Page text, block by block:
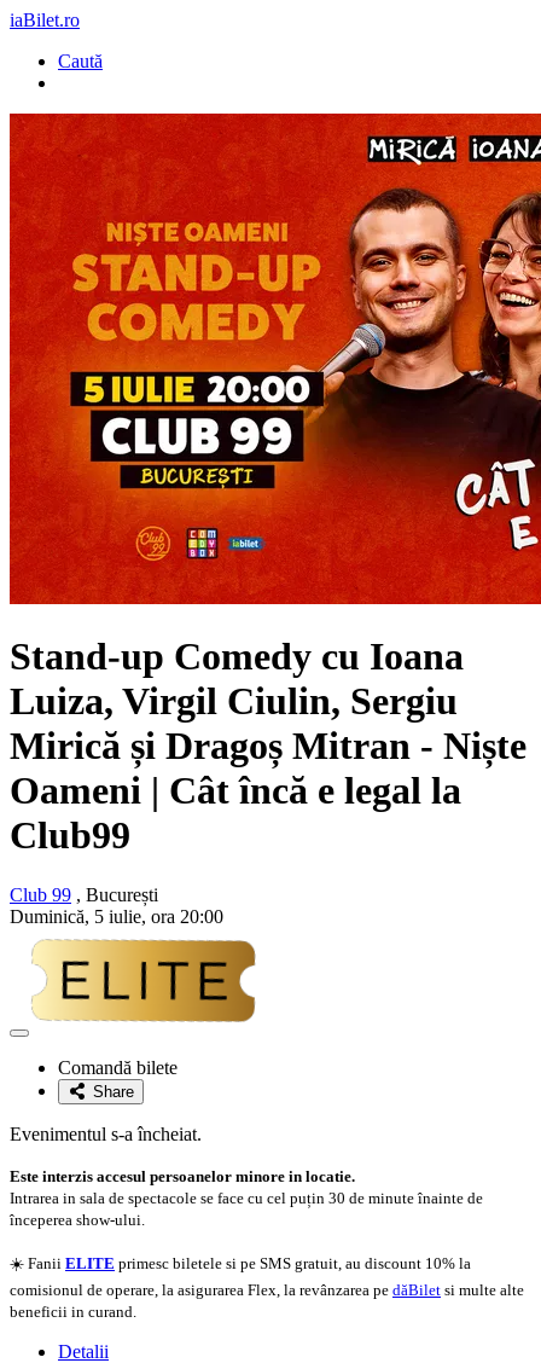
iaBilet.ro
Caută
Stand-up Comedy cu Ioana
Luiza, Virgil Ciulin, Sergiu
Mirică și Dragoș Mitran - Niște
Oameni | Cât încă e legal la
Club99
Club 99 , București
Duminică, 5 iulie, ora 20:00
Adaugă
favoriteComandă bilete
Share
Evenimentul s-a încheiat.
Este interzis accesul persoanelor minore in locatie.
Intrarea in sala de spectacole se face cu cel puțin 30 de minute înainte de
începerea show-ului.
☀️ Fanii ELITE primesc biletele si pe SMS gratuit, au discount 10% la
comisionul de operare, la asigurarea Flex, la revânzarea pe dăBilet si multe alte
beneficii in curand.
Detalii